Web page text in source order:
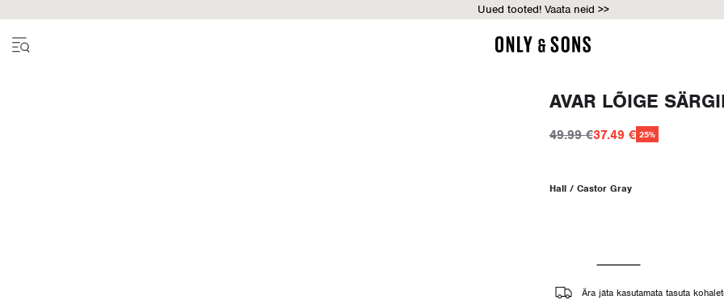
Uued tooted! Vaata neid >>
AVAR LÕIGE
49.99 €37.49 € 25%
Hall / Castor Gray
Ära jäta kasutamata tasuta